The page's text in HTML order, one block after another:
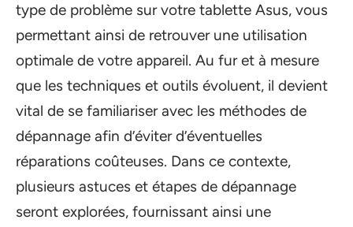
type de problème sur votre tablette Asus, vous
permettant ainsi de retrouver une utilisation
optimale de votre appareil. Au fur et à mesure
que les techniques et outils évoluent, il devient
vital de se familiariser avec les méthodes de
dépannage afin d’éviter d’éventuelles
réparations coûteuses. Dans ce contexte,
plusieurs astuces et étapes de dépannage
seront explorées, fournissant ainsi une